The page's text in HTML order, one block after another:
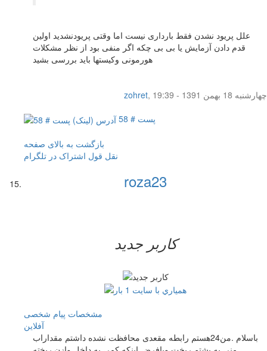
علل پریود نشدن فقط بارداری نیست اما وقتی پریودنشدید اولین
قدم دادن آزمایش یا بی بی چکه اگر منفی بود از نظر مشکلات
هورمونی وکیستها باید بررسی بشید
zohret,
چهار‌شنبه 18 بهمن 1391 - 19:39
پست # 58
بازگشت به بالای صفحه
نقل قول اشتراک در تلگرام
roza23
کاربر جدید
مشخصات پیام شخصی
آفلاين
باسلام .من24هستم رابطه مقعدی محافظت نشده داشتم مقداراب